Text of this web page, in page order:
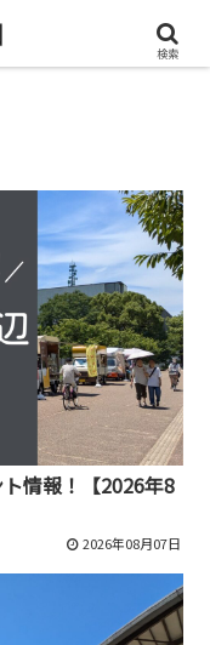
報メディア ／
情報！【2026年8
2026年08月07日
検索